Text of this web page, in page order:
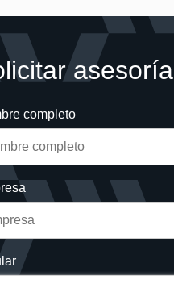
asesoría
completo